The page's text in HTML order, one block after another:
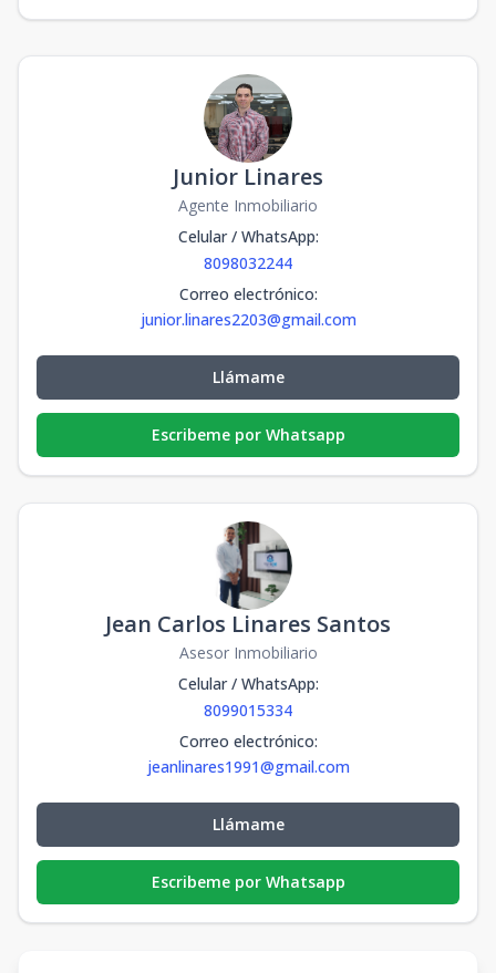
Junior Linares
Agente Inmobiliario
Celular / WhatsApp:
8098032244
Correo electrónico:
junior.linares2203@gmail.com
Llámame
Escribeme por Whatsapp
Jean Carlos Linares Santos
Asesor Inmobiliario
Celular / WhatsApp:
8099015334
Correo electrónico:
jeanlinares1991@gmail.com
Llámame
Escribeme por Whatsapp